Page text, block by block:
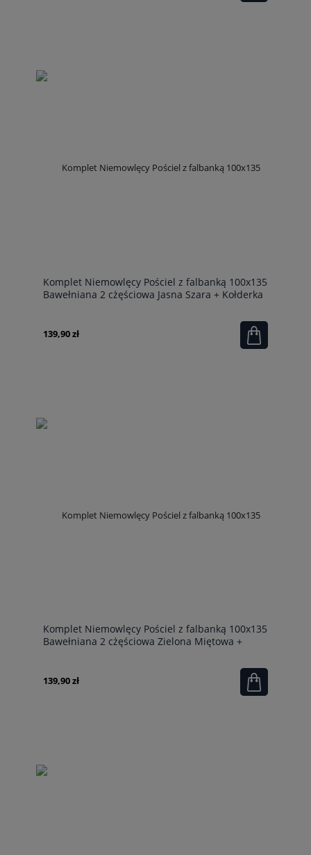
Komplet Niemowlęcy Pościel z falbanką 100x135
Bawełniana 2 cżęściowa Jasna Szara + Kołderka
139,90 zł
Komplet Niemowlęcy Pościel z falbanką 100x135
Bawełniana 2 cżęściowa Zielona Miętowa +
139,90 zł